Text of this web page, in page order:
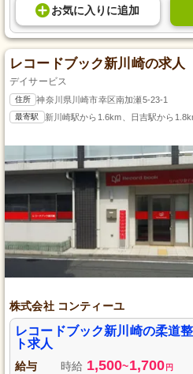
お気に入り に追加
レコードブック新川崎の求人
デイサービス
住所 神奈川県川崎市幸区南加瀬5-23-1
最寄駅 新川崎駅から1.6km、日吉駅から
株式会社 コンティーユ
レコードブック新川崎の柔道
ト求人
給与 時給 1,500~1,700 円